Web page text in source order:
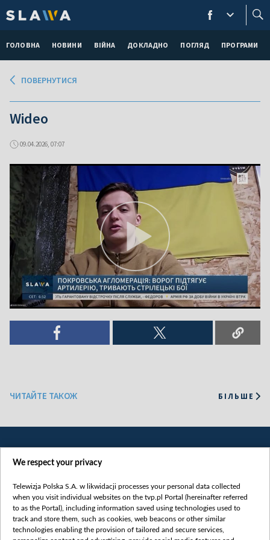
ГОЛОВНА НОВИНИ ВІЙНА ДОКЛАДНО ПОГЛЯД ПРОГРАМИ
ПОВЕРНУТИСЯ
Wideo
09.04.2026, 07:07
ЧИТАЙТЕ ТАКОЖ БІЛЬШЕ
Категорії
We respect your privacy
Telewizja Polska S.A. w likwidacji processes your personal data collected
when you visit individual websites on the tvp.pl Portal (hereinafter referred
to as the Portal), including information saved using technologies used to
track and store them, such as cookies, web beacons or other similar
technologies enabling the provision of tailored and secure services,